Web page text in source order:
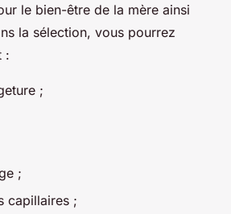
le bien-être de la mère ainsi
la sélection, vous pourrez
:
;
;
capillaires ;